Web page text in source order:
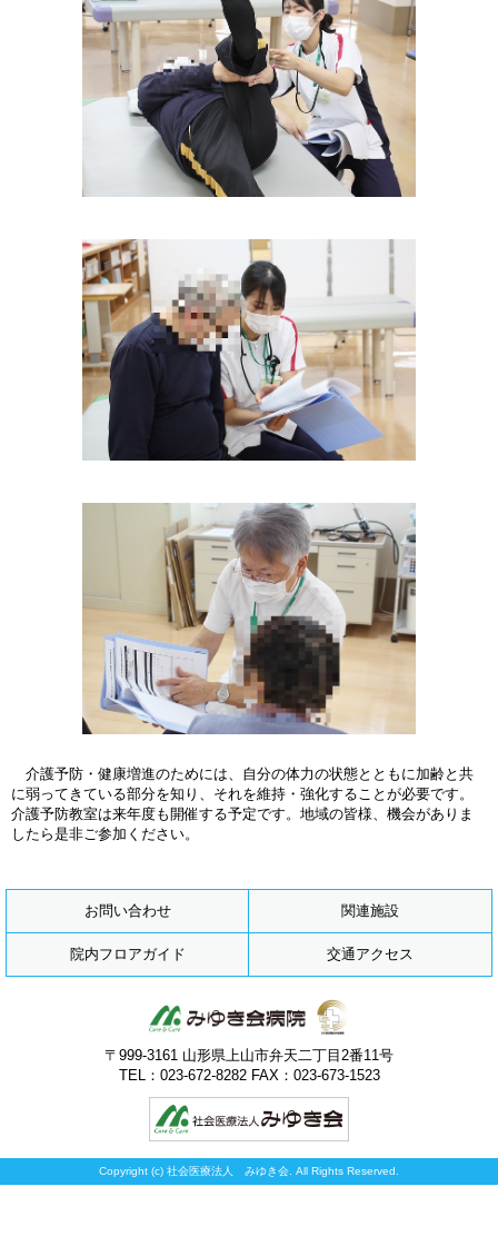
介護予防・健康増進のためには、自分の体力の状態とともに加齢と共
に弱ってきている部分を知り、それを維持・強化することが必要です。
介護予防教室は来年度も開催する予定です。地域の皆様、機会がありま
したら是非ご参加ください。
お問い合わせ 関連施設
院内フロアガイド 交通アクセス
〒999-3161 山形県上山市弁天二丁目2番11号
TEL：023-672-8282 FAX：023-673-1523
Copyright (c) 社会医療法人 みゆき会. All Rights Reserved.